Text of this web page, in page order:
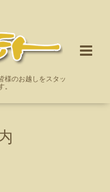
様のお越しをスタッ
。